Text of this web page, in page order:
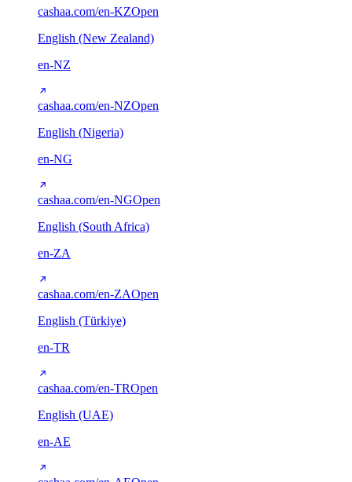
cashaa.com/en-KZOpen
English (New Zealand)
en-NZ
cashaa.com/en-NZOpen
English (Nigeria)
en-NG
cashaa.com/en-NGOpen
English (South Africa)
en-ZA
cashaa.com/en-ZAOpen
English (Türkiye)
en-TR
cashaa.com/en-TROpen
English (UAE)
en-AE